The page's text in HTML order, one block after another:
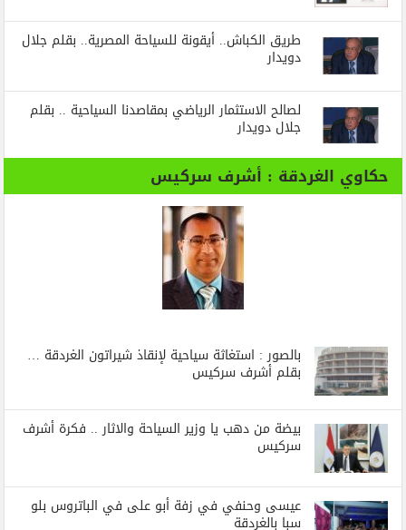
طريق الكباش.. أيقونة للسياحة المصرية.. بقلم جلال
دويدار
لصالح الاستثمار الرياضي بمقاصدنا السياحية .. بقلم
جلال دويدار
حكاوي الغردقة : أشرف سركيس
بالصور : استغاثة سياحية لإنقاذ شيراتون الغردقة …
بقلم أشرف سركيس
بيضة من دهب يا وزير السياحة والاثار .. فكرة أشرف
سركيس
عيسى وحنفي في زفة أبو على في الباتروس بلو
سبا بالغردقة